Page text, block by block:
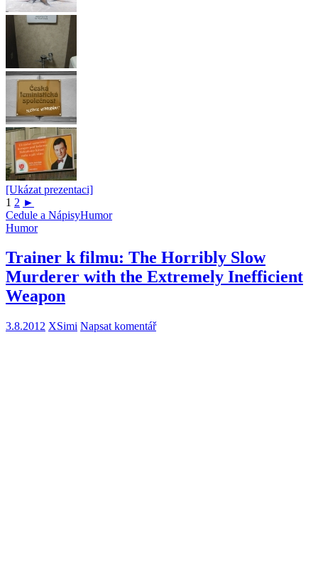
[Ukázat prezentaci]
1 2 ►
Cedule a NápisyHumor
Humor
Trainer k filmu: The Horribly Slow
Murderer with the Extremely Inefficient
Weapon
3.8.2012 XSimi Napsat komentář